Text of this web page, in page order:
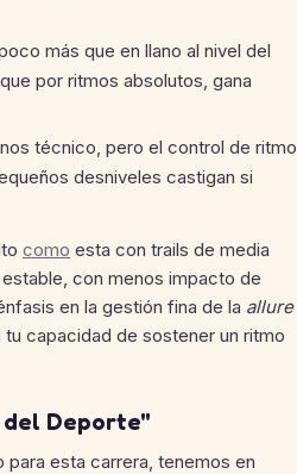
más que en llano al nivel del
por ritmos absolutos, gana
técnico, pero el control de ritmo
desniveles castigan si
como esta con trails de media
con menos impacto de
en la gestión fina de la allure
capacidad de sostener un ritmo
del Deporte"
para esta carrera, tenemos en